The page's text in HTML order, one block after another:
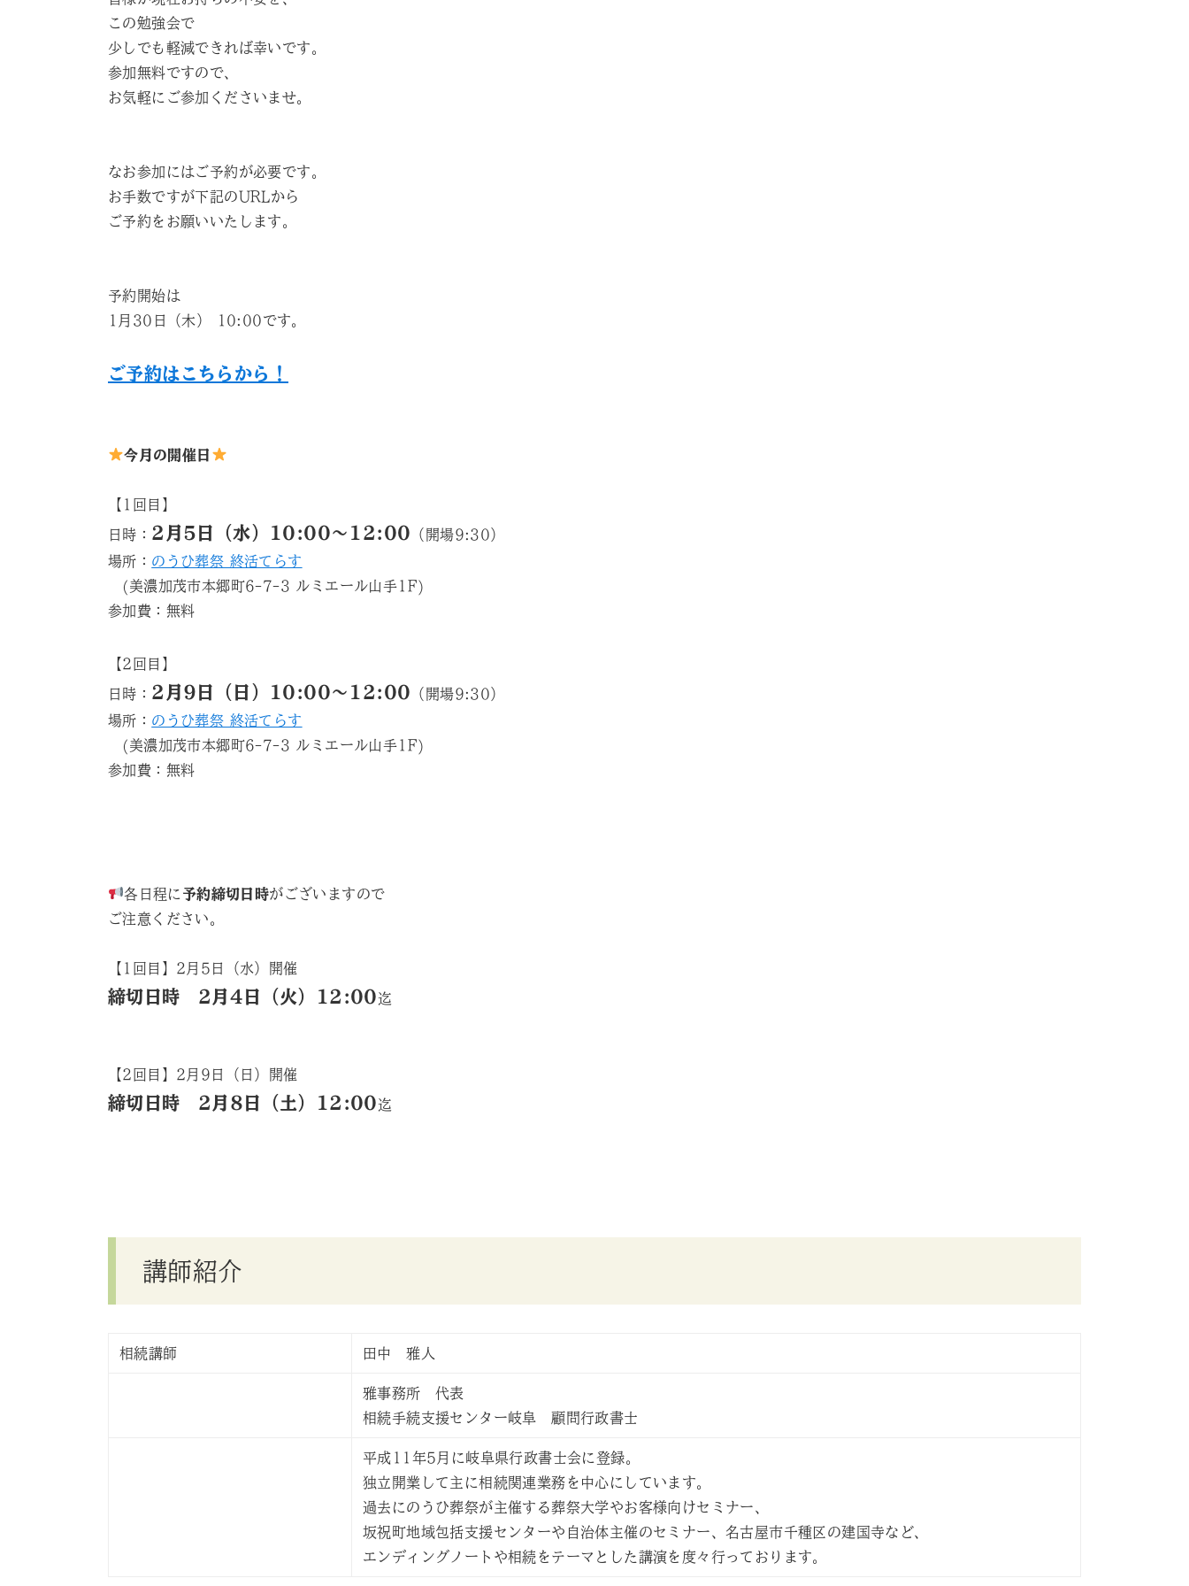
この勉強会で
少しでも軽減できれば幸いです。
参加無料ですので、
お気軽にご参加くださいませ。
なお参加にはご予約が必要です。
お手数ですが下記のURLから
ご予約をお願いいたします。
予約開始は
1月30日（木） 10:00です。
ご予約はこちらから！
今月の開催日
【1回目】
日時： 2月5日（水）10:00〜12:00 （開場9:30）
場所： のうひ葬祭 終活てらす
(美濃加茂市本郷町6-7-3 ルミエール山手1F)
参加費：無料
【2回目】
日時： 2月9日（日）10:00〜12:00 （開場9:30）
場所： のうひ葬祭 終活てらす
(美濃加茂市本郷町6-7-3 ルミエール山手1F)
参加費：無料
各日程に 予約締切日時がございますので
ご注意ください。
【1回目】2月5日（水）開催
締切日時 2月4日（火）12:00迄
【2回目】2月9日（日）開催
締切日時 2月8日（土）12:00迄
講師紹介
相続講師 田中 雅人
雅事務所 代表
相続手続支援センター岐阜 顧問行政書士
平成11年5月に岐阜県行政書士会に登録。
独立開業して主に相続関連業務を中心にしています。
過去にのうひ葬祭が主催する葬祭大学やお客様向けセミナー、
坂祝町地域包括支援センターや自治体主催のセミナー、名古屋市千種区の建国寺など、
エンディングノートや相続をテーマとした講演を度々行っております。